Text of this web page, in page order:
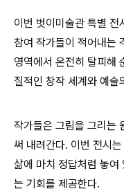
이번 벗이미술관 특별 전
참여 작가들이 적어내는
영역에서 온전히 탈피해
질적인 창작 세계와 예술
작가들은 그림을 그리는
써 내려간다. 이번 전시
삶에 마치 정답처럼 놓여
는 기회를 제공한다.